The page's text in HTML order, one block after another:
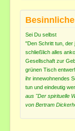
Sei Du selbst
"Den Schritt tun,
schließlich alles
Gesellschaft zur
grünen Tisch
ihr innewohnendes
tun und eindeutig
aus "Der spirituelle
von Bertram